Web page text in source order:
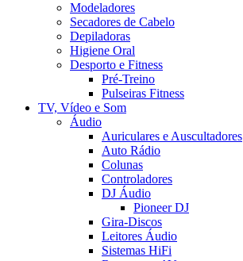
Modeladores
Secadores de Cabelo
Depiladoras
Higiene Oral
Desporto e Fitness
Pré-Treino
Pulseiras Fitness
TV, Vídeo e Som
Áudio
Auriculares e Auscultadores
Auto Rádio
Colunas
Controladores
DJ Áudio
Pioneer DJ
Gira-Discos
Leitores Áudio
Sistemas HiFi